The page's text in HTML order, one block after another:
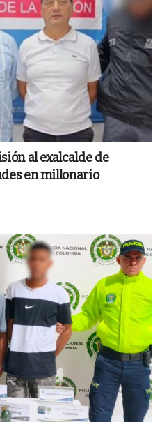
al exalcalde de
en millonario